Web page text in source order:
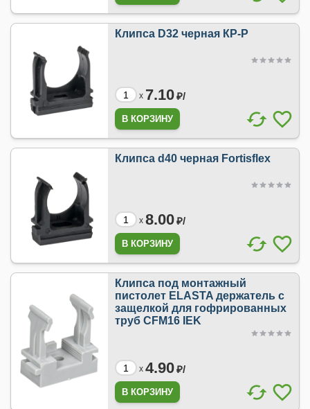
Клипса D32 черная КР-Р
x 7.10₽/
Клипса d40 черная Fortisflex
x 8.00₽/
Клипса под монтажный
пистолет ELASTA держатель с
защелкой для гофрированных
труб CFM16 IEK
x 4.90₽/